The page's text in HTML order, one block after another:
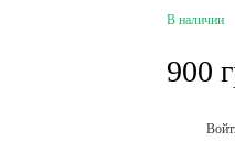
В наличии
900